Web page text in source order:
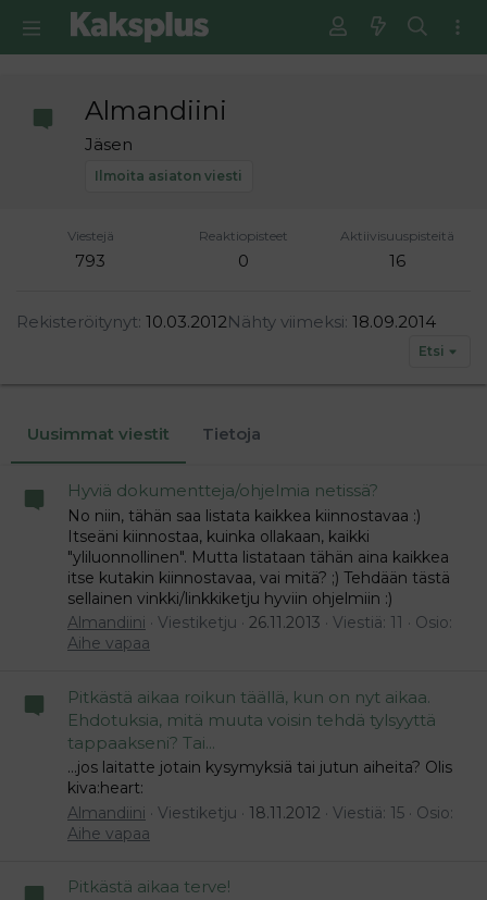
Ilmoita asiaton viesti
Almandiini
Jäsen
Viestejä
793
Reaktiopisteet
0
Aktiivisuuspisteitä
16
Rekisteröitynyt 10.03.2012Nähty viimeksi 18.09.2014
Etsi
Uusimmat viestit Tietoja
Hyviä dokumentteja/ohjelmia netissä?
No niin, tähän saa listata kaikkea kiinnostavaa :)
Itseäni kiinnostaa, kuinka ollakaan, kaikki
"yliluonnollinen". Mutta listataan tähän aina kaikkea
itse kutakin kiinnostavaa, vai mitä? ;) Tehdään tästä
sellainen vinkki/linkkiketju hyviin ohjelmiin :)
Almandiini
Viestiketju 26.11.2013 Viestiä: 11
Osio:
Aihe vapaa
Pitkästä aikaa roikun täällä, kun on nyt aikaa.
Ehdotuksia, mitä muuta voisin tehdä tylsyyttä
tappaakseni? Tai...
...jos laitatte jotain kysymyksiä tai jutun aiheita? Olis
kiva:heart:
Almandiini
Viestiketju 18.11.2012 Viestiä: 15
Osio:
Aihe vapaa
Pitkästä aikaa terve!